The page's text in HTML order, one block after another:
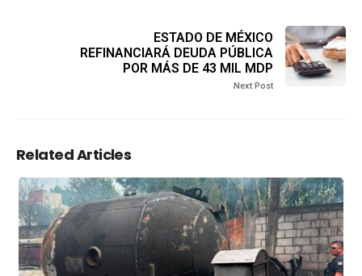
ESTADO DE MÉXICO
REFINANCIARÁ DEUDA PÚBLICA
POR MÁS DE 43 MIL MDP
Next Post
Related Articles